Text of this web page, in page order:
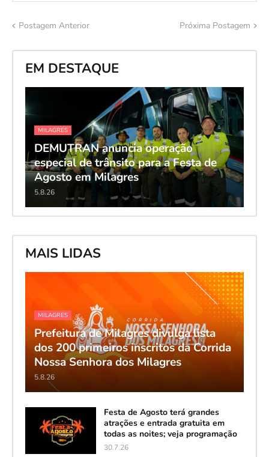
Postagem Anterior Próxima Postagem
EM DESTAQUE
MILAGRES
DEMUTRAN anuncia operação
especial de trânsito para a Festa de
Agosto em Milagres
5.8.26
MAIS LIDAS
MILAGRES
Prefeitura de Milagres divulga lista
dos 200 primeiros inscritos da Corrida
Nossa Senhora dos Milagres
5.8.26
Festa de Agosto terá grandes
atrações e entrada gratuita em
todas as noites; veja programação
30.7.26